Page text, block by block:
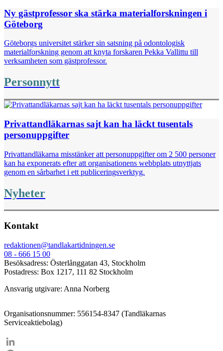
Ny gästprofessor ska stärka materialforskningen i
Göteborg
Göteborgs universitet stärker sin satsning på odontologisk
materialforskning genom att knyta forskaren Pekka Vallittu till
verksamheten som gästprofessor.
Personnytt
Privattandläkarnas sajt kan ha läckt tusentals
personuppgifter
Privattandläkarna misstänker att personuppgifter om 2 500 personer
kan ha exponerats efter att organisationens webbplats utnyttjats
genom en sårbarhet i ett publiceringsverktyg.
Nyheter
Kontakt
redaktionen@tandlakartidningen.se
08 - 666 15 00
Besöksadress: Österlånggatan 43, Stockholm
Postadress: Box 1217, 111 82 Stockholm
Ansvarig utgivare: Anna Norberg
Organisationsnummer: 556154-8347 (Tandläkarnas
Serviceaktiebolag)